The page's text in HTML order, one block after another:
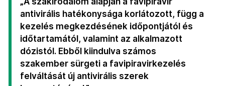
antivirális hatékonysága korlátozott, függ a
kezelés megkezdésének időpontjától és
időtartamától, valamint az alkalmazott
dózistól. Ebből kiindulva számos
szakember sürgeti a favipiravirkezelés
felváltását új antivirális szerek